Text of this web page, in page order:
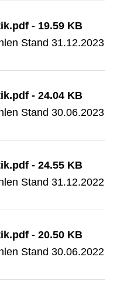
- 19.59 KB
Stand 31.12.2023
- 24.04 KB
Stand 30.06.2023
- 24.55 KB
Stand 31.12.2022
- 20.50 KB
Stand 30.06.2022